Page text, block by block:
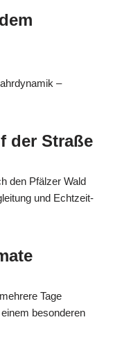
–
der Straße
den Pfälzer Wald
und Echtzeit-
Tage
besonderen